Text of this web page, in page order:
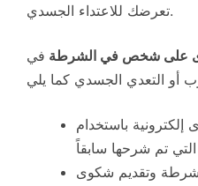
تعرضك للاعتداء الجسدي.
على شخص في الشرطة في
إلكترونية باستخدام
شرطة وتقديم شكوى